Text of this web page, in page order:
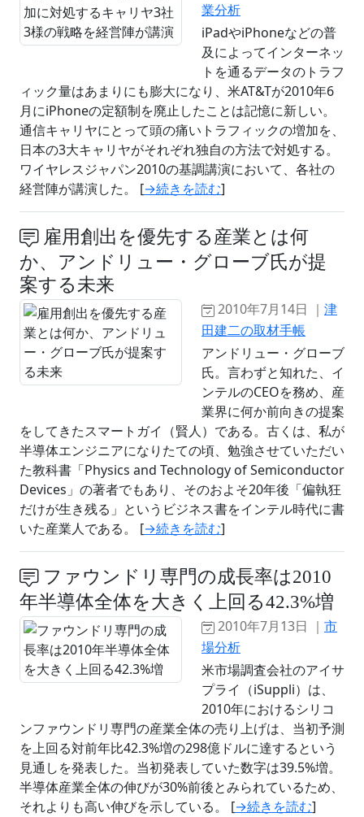
業分析
iPadやiPhoneなどの普
及によってインターネッ
トを通るデータのトラフ
ィック量はあまりにも膨大になり、米AT&Tが2010年6
月にiPhoneの定額制を廃止したことは記憶に新しい。
通信キャリヤにとって頭の痛いトラフィックの増加を、
日本の3大キャリヤがそれぞれ独自の方法で対処する。
ワイヤレスジャパン2010の基調講演において、各社の
経営陣が講演した。 [→続きを読む]
雇用創出を優先する産業とは何
か、アンドリュー・グローブ氏が提
案する未来
2010年7月14日 ｜ 津
田建二の取材手帳
アンドリュー・グローブ
氏。言わずと知れた、イ
ンテルのCEOを務め、産
業界に何か前向きの提案
をしてきたスマートガイ（賢人）である。古くは、私が
半導体エンジニアになりたての頃、勉強させていただい
た教科書「Physics and Technology of Semiconductor
Devices」の著者でもあり、そのおよそ20年後「偏執狂
だけが生き残る」というビジネス書をインテル時代に書
いた産業人である。 [→続きを読む]
ファウンドリ専門の成長率は2010
年半導体全体を大きく上回る42.3%増
2010年7月13日 ｜ 市
場分析
米市場調査会社のアイサ
プライ（iSuppli）は、
2010年におけるシリコ
ンファウンドリ専門の産業全体の売り上げは、当初予測
を上回る対前年比42.3%増の298億ドルに達するという
見通しを発表した。当初発表していた数字は39.5%増。
半導体産業全体の伸びが30%前後とみられているため、
それよりも高い伸びを示している。 [→続きを読む]